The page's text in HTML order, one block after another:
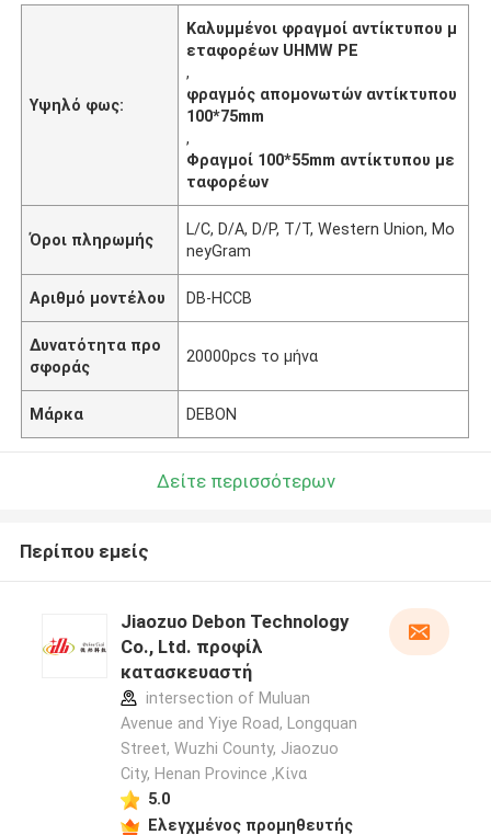
Υψηλό φως:
Καλυμμένοι φραγμοί αντίκτυπου μ
εταφορέων UHMW PE
,
φραγμός απομονωτών αντίκτυπου
100*75mm
,
Φραγμοί 100*55mm αντίκτυπου με
ταφορέων
Όροι πληρωμής
L/C, D/A, D/P, T/T, Western Union, Mo
neyGram
Αριθμό μοντέλου DB-HCCB
Δυνατότητα προ
σφοράς
20000pcs το μήνα
Μάρκα DEBON
Δείτε περισσότερων
Περίπου εμείς
Jiaozuo Debon Technology
Co., Ltd. προφίλ
κατασκευαστή
intersection of Muluan
Avenue and Yiye Road, Longquan
Street, Wuzhi County, Jiaozuo
City, Henan Province ,Κίνα
5.0
Ελεγχμένος προμηθευτής